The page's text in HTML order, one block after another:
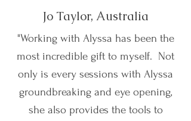
Jo Taylor, Australia
"Working with Alyssa has been the
most incredible gift to myself. Not
only is every sessions with Alyssa
groundbreaking and eye opening,
she also provides the tools to